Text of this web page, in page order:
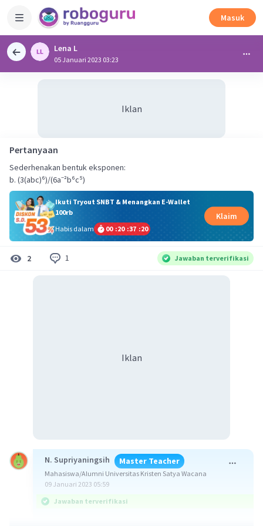
Masuk
Lena L
05 Januari 2023 03:23
Iklan
Pertanyaan
Sederhenakan bentuk eksponen:
b. (3(abc)⁶)/(6a⁻²b⁶c⁵)
Ikuti Tryout SNBT & Menangkan E-Wallet
100rb
Habis dalam
00 :20 :37 :20
Klaim
2 1 Jawaban terverifikasi
Iklan
N. Supriyaningsih Master Teacher
Mahasiswa/Alumni Universitas Kristen Satya Wacana
09 Januari 2023 05:59
Jawaban terverifikasi